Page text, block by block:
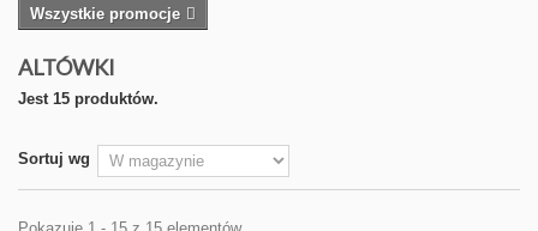
Wszystkie promocje
ALTÓWKI
Jest 15 produktów.
Sortuj wg